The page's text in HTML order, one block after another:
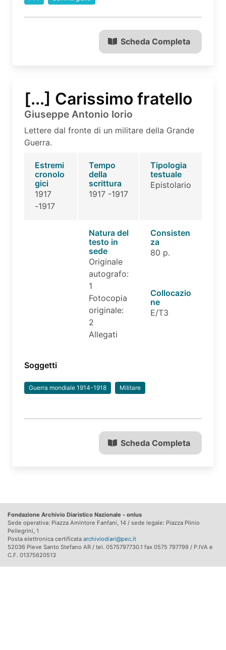
Scheda Completa
[...] Carissimo fratello
Giuseppe Antonio Iorio
Lettere dal fronte di un militare della Grande
Guerra.
Estremi
cronolo
gici
1917
-1917
Tempo
della
scrittura
1917 -1917
Tipologia
testuale
Epistolario
Natura del
testo in
sede
Originale
autografo:
1
Fotocopia
originale:
2
Allegati
Consisten
za
80 p.
Collocazio
ne
E/T3
Soggetti
Guerra mondiale 1914-1918 Militare
Scheda Completa
Fondazione Archivio Diaristico Nazionale - onlus
Sede operativa: Piazza Amintore Fanfani, 14 / sede legale: Piazza Plinio
Pellegrini, 1
Posta elettronica certificata archiviodiari@pec.it
52036 Pieve Santo Stefano AR / tel. 0575797730.1 fax 0575 797799 / P.IVA e
C.F. 01375620513